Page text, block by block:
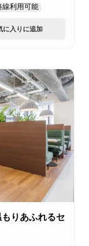
線利用可能
りあふれるセ